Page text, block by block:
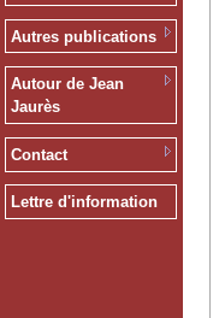
Autres publications
Autour de Jean
Jaurès
Contact
Lettre d'information